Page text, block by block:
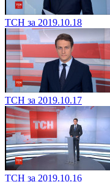
ТСН за 2019.10.18
ТСН за 2019.10.17
ТСН за 2019.10.16